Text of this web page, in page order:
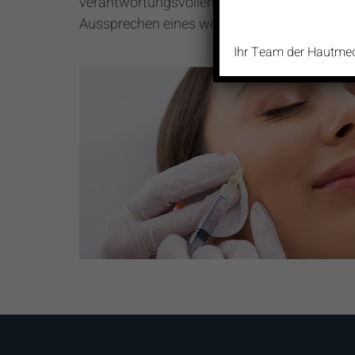
Aussprechen eines wohlüberlegten „Nein“
Ihr Team der